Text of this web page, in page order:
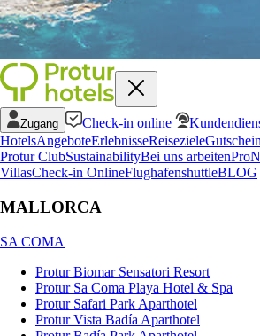
Zugang Check-in online
HotelsAngeboteErlebnisseReiseziele
Protur ClubSustainabilityBei uns arbeiten
VillasCheck-in OnlineFlughafenshuttleBLOG
MALLORCA
SA COMA
Protur Biomar Sensatori Resort
Protur Sa Coma Playa Hotel & Spa
Protur Safari Park Aparthotel
Protur Vista Badía Aparthotel